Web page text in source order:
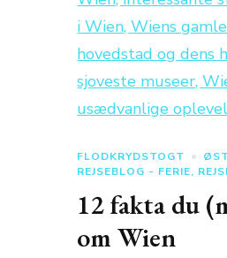
FLODKRYDSTOGT
REJSEBLOG - FERIE,
12 fakta du
om Wien